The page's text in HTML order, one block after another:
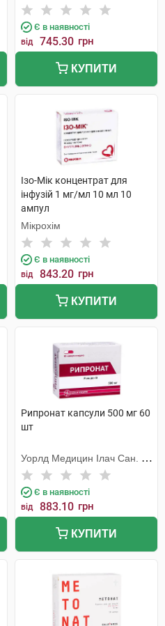
Є в наявності
від 745.30 грн
КУПИТИ
Ізо-Мік концентрат для
інфузій 1 мг/мл 10 мл 10
ампул
Мікрохім
Є в наявності
від 843.20 грн
КУПИТИ
Рипронат капсули 500 мг 60
шт
Уорлд Медицин Ілач Сан. Ве
Тідж
Є в наявності
від 883.10 грн
КУПИТИ